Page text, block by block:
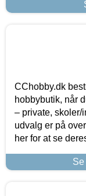
CChobby.dk
hobbybutik, når
– private, skoler/
udvalg er på
her for at se